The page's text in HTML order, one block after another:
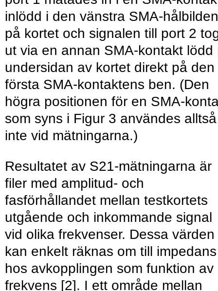
inlödd i den vänstra SMA-hålbilden
på kortet och signalen till port 2
ut via en annan SMA-kontakt lödd
undersidan av kortet direkt på den
första SMA-kontaktens ben. (Den
högra positionen för en SMA-
som syns i Figur 3 användes alltså
inte vid mätningarna.)
Resultatet av S21-mätningarna är
filer med amplitud- och
fasförhållandet mellan testkortets
utgående och inkommande signal
vid olika frekvenser. Dessa värden
kan enkelt räknas om till impedans
hos avkopplingen som funktion av
frekvens [2]. I ett område mellan